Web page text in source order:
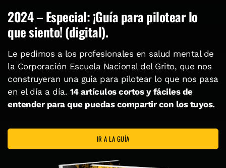
2024 – Especial: ¡Guía para pilotear lo
que siento! (digital).
Le pedimos a los profesionales en salud mental de
la Corporación Escuela Nacional del Grito, que nos
construyeran una guía para pilotear lo que nos pasa
en el día a día. 14 artículos cortos y fáciles de
entender para que puedas compartir con los tuyos.
IR A LA GUÍA